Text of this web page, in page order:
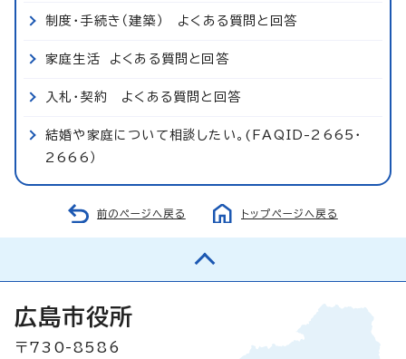
制度・手続き（建築） よくある質問と回答
家庭生活 よくある質問と回答
入札・契約 よくある質問と回答
結婚や家庭について相談したい。(FAQID-2665・
2666）
前のページへ戻る トップページへ戻る
広島市役所
〒730-8586